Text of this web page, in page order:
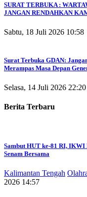
SURAT TERBUKA :
JANGAN RENDAHKAN
Sabtu, 18 Juli 2026 10:58
Surat Terbuka GDAN:
Merampas Masa Depan
Selasa, 14 Juli 2026 22:20
Berita Terbaru
Sambut HUT ke-81 RI,
Senam Bersama
Kalimantan Tengah
2026 14:57